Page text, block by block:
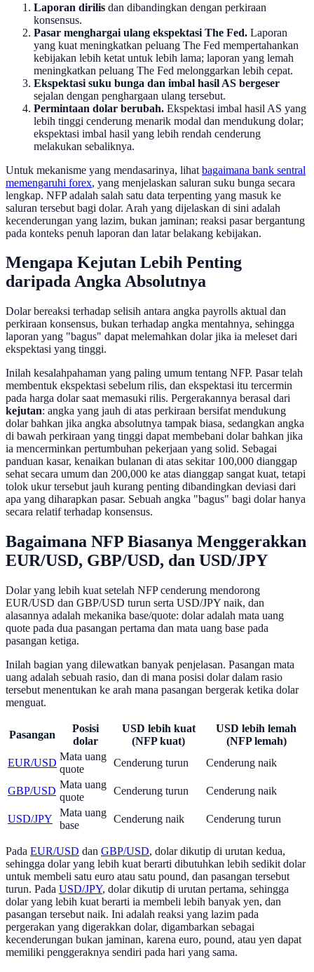
Laporan dirilis dan dibandingkan dengan perkiraan
konsensus.
Pasar menghargai ulang ekspektasi The Fed. Laporan
yang kuat meningkatkan peluang The Fed mempertahankan
kebijakan lebih ketat untuk lebih lama; laporan yang lemah
meningkatkan peluang The Fed melonggarkan lebih cepat.
Ekspektasi suku bunga dan imbal hasil AS bergeser
sejalan dengan penghargaan ulang tersebut.
Permintaan dolar berubah. Ekspektasi imbal hasil AS yang
lebih tinggi cenderung menarik modal dan mendukung dolar;
ekspektasi imbal hasil yang lebih rendah cenderung
melakukan sebaliknya.
Untuk mekanisme yang mendasarinya, lihat bagaimana bank sentral
memengaruhi forex, yang menjelaskan saluran suku bunga secara
lengkap. NFP adalah salah satu data terpenting yang masuk ke
saluran tersebut bagi dolar. Arah yang dijelaskan di sini adalah
kecenderungan yang lazim, bukan jaminan; reaksi pasar bergantung
pada konteks penuh laporan dan latar belakang kebijakan.
Mengapa Kejutan Lebih Penting
daripada Angka Absolutnya
Dolar bereaksi terhadap selisih antara angka payrolls aktual dan
perkiraan konsensus, bukan terhadap angka mentahnya, sehingga
laporan yang "bagus" dapat melemahkan dolar jika ia meleset dari
ekspektasi yang tinggi.
Inilah kesalahpahaman yang paling umum tentang NFP. Pasar telah
membentuk ekspektasi sebelum rilis, dan ekspektasi itu tercermin
pada harga dolar saat memasuki rilis. Pergerakannya berasal dari
kejutan: angka yang jauh di atas perkiraan bersifat mendukung
dolar bahkan jika angka absolutnya tampak biasa, sedangkan angka
di bawah perkiraan yang tinggi dapat membebani dolar bahkan jika
ia mencerminkan pertumbuhan pekerjaan yang solid. Sebagai
panduan kasar, kenaikan bulanan di atas sekitar 100,000 dianggap
sehat secara umum dan 200,000 ke atas dianggap sangat kuat, tetapi
tolok ukur tersebut jauh kurang penting dibandingkan deviasi dari
apa yang diharapkan pasar. Sebuah angka "bagus" bagi dolar hanya
secara relatif terhadap konsensus.
Bagaimana NFP Biasanya Menggerakkan
EUR/USD, GBP/USD, dan USD/JPY
Dolar yang lebih kuat setelah NFP cenderung mendorong
EUR/USD dan GBP/USD turun serta USD/JPY naik, dan
alasannya adalah mekanika base/quote: dolar adalah mata uang
quote pada dua pasangan pertama dan mata uang base pada
pasangan ketiga.
Inilah bagian yang dilewatkan banyak penjelasan. Pasangan mata
uang adalah sebuah rasio, dan di mana posisi dolar dalam rasio
tersebut menentukan ke arah mana pasangan bergerak ketika dolar
menguat.
Pasangan
Posisi
dolar
USD lebih kuat
(NFP kuat)
USD lebih lemah
(NFP lemah)
EUR/USD
Mata uang
quote
Cenderung turun Cenderung naik
GBP/USD
Mata uang
quote
Cenderung turun Cenderung naik
USD/JPY
Mata uang
base
Cenderung naik Cenderung turun
Pada EUR/USD dan GBP/USD, dolar dikutip di urutan kedua,
sehingga dolar yang lebih kuat berarti dibutuhkan lebih sedikit dolar
untuk membeli satu euro atau satu pound, dan pasangan tersebut
turun. Pada USD/JPY, dolar dikutip di urutan pertama, sehingga
dolar yang lebih kuat berarti ia membeli lebih banyak yen, dan
pasangan tersebut naik. Ini adalah reaksi yang lazim pada
pergerakan yang digerakkan dolar, digambarkan sebagai
kecenderungan bukan jaminan, karena euro, pound, atau yen dapat
memiliki penggeraknya sendiri pada hari yang sama.